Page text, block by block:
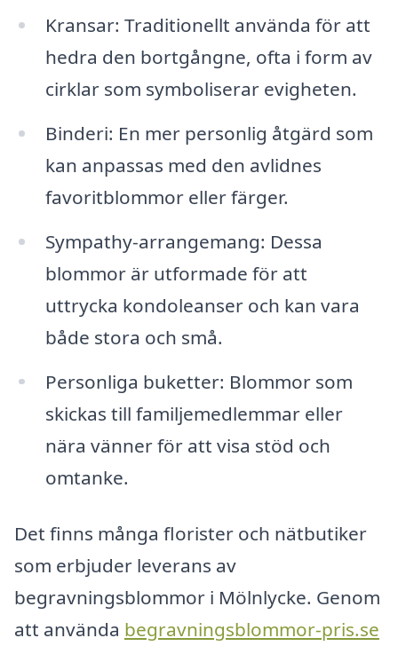
Kransar: Traditionellt använda för att
hedra den bortgångne, ofta i form av
cirklar som symboliserar evigheten.
Binderi: En mer personlig åtgärd som
kan anpassas med den avlidnes
favoritblommor eller färger.
Sympathy-arrangemang: Dessa
blommor är utformade för att
uttrycka kondoleanser och kan vara
både stora och små.
Personliga buketter: Blommor som
skickas till familjemedlemmar eller
nära vänner för att visa stöd och
omtanke.
Det finns många florister och nätbutiker
som erbjuder leverans av
begravningsblommor i Mölnlycke. Genom
att använda begravningsblommor-pris.se